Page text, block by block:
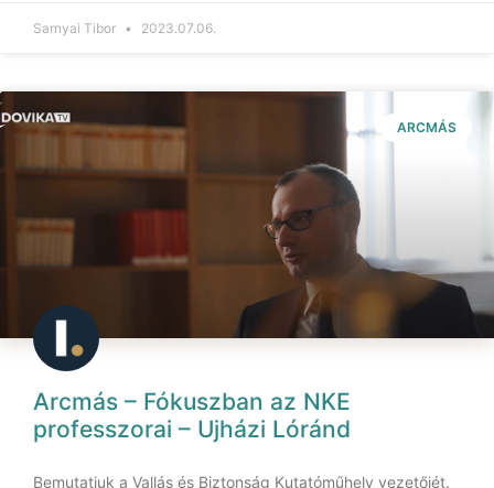
Sarnyai Tibor 2023.07.06.
ARCMÁS
Arcmás – Fókuszban az NKE
professzorai – Ujházi Lóránd
Bemutatjuk a Vallás és Biztonság Kutatóműhely vezetőjét.